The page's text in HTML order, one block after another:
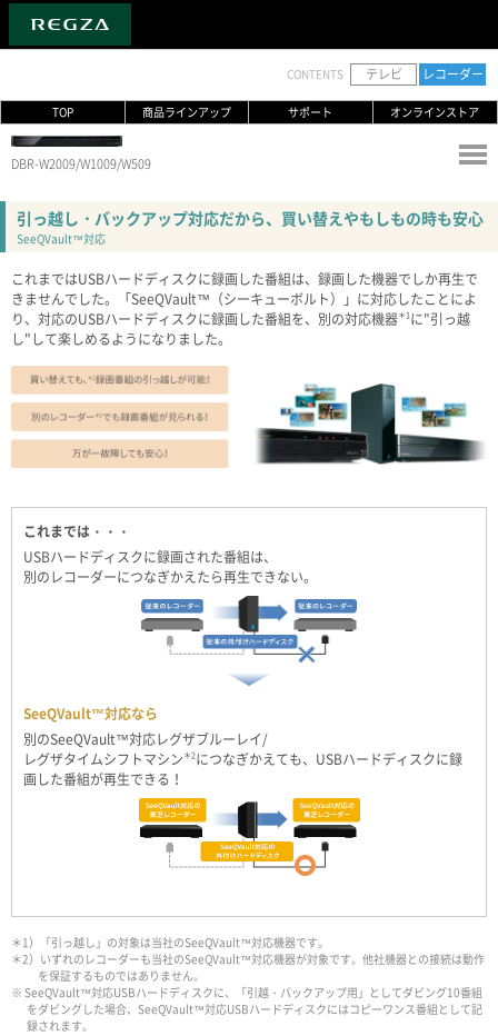
TOP 商品ラインアップ サポート オンラインストア
CONTENTS テレビ レコーダー
DBR-W2009/W1009/W509
引っ越し・バックアップ対応だから、買い替えやもしもの時も安心
SeeQVault™対応
これまではUSBハードディスクに録画した番組は、録画した機器でしか再生で
きませんでした。「SeeQVault™（シーキューボルト）」に対応したことによ
り、対応のUSBハードディスクに録画した番組を、別の対応機器＊1 に"引っ越
し"して楽しめるようになりました。
これまでは・・・
USBハードディスクに録画された番組は、
別のレコーダーにつなぎかえたら再生できない。
SeeQVault™対応なら
別のSeeQVault™対応レグザブルーレイ/
レグザタイムシフトマシン ＊2につなぎかえても、USBハードディスクに録
画した番組が再生できる！
＊1）「引っ越し」の対象は当社のSeeQVault™対応機器です。
＊2）いずれのレコーダーも当社のSeeQVault™対応機器が対象です。他社機器との接続は動作
を保証するものではありません。
※ SeeQVault™対応USBハードディスクに、「引越・バックアップ用」としてダビング10番組
をダビングした場合、SeeQVault™対応USBハードディスクにはコピーワンス番組として記
録されます。